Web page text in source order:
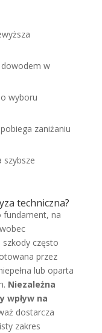
w
wyboru
zaniżaniu
szybsze
techniczna?
fundament, na
szkody często
przez
lub oparta
Niezależna
wpływ na
dostarcza
zakres